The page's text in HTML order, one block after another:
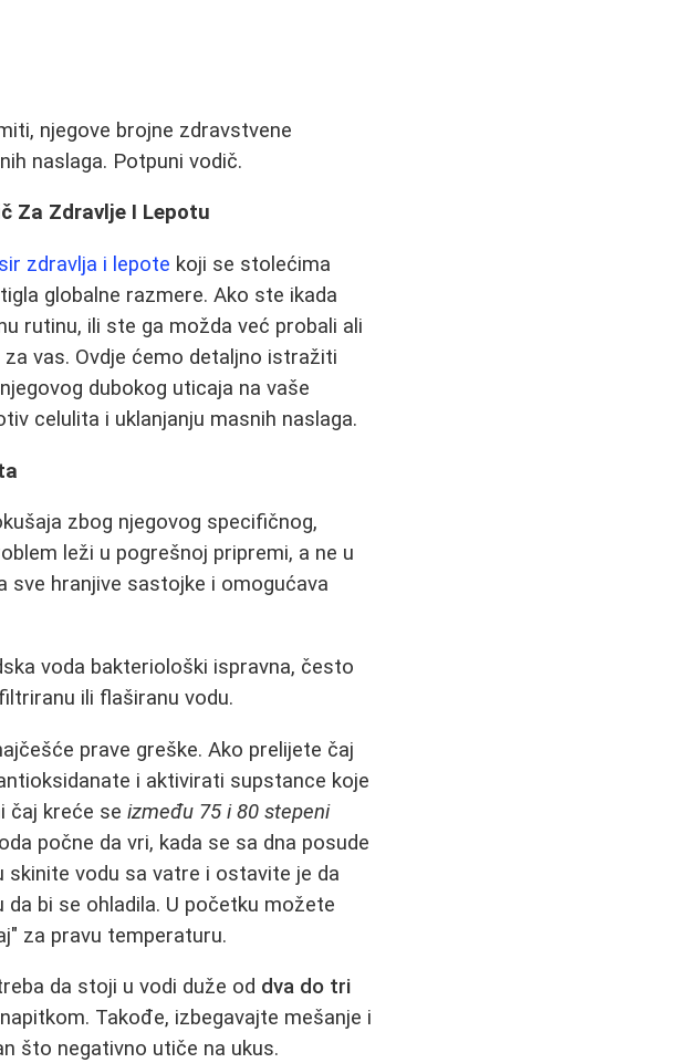
njegove brojne zdravstvene
naslaga. Potpuni vodič.
Za Zdravlje I Lepotu
zdravlja i lepote koji se stolećima
globalne razmere. Ako ste ikada
rutinu, ili ste ga možda već probali ali
vas. Ovdje ćemo detaljno istražiti
dubokog uticaja na vaše
celulita i uklanjanju masnih naslaga.
zbog njegovog specifičnog,
leži u pogrešnoj pripremi, a ne u
sve hranjive sastojke i omogućava
voda bakteriološki ispravna, često
ili flaširanu vodu.
prave greške. Ako prelijete čaj
i aktivirati supstance koje
čaj kreće seizmeđu 75 i 80 stepeni
počne da vri, kada se sa dna posude
vodu sa vatre i ostavite je da
bi se ohladila. U početku možete
za pravu temperaturu.
da stoji u vodi duže od dva do tri
Takođe, izbegavajte mešanje i
što negativno utiče na ukus.